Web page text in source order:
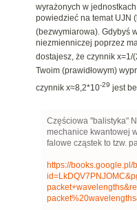
wyrażonych w
powiedzieć na temat UJN
(bezwymiarowa). Gdybyś
niezmienniczej poprzez
dostajesz, że czynnik x=1/
Twoim (prawidłowym)
czynnik x≈8,2*10-29 jest
Częściowa "balistyka"
mechanice kwantowej
falowe cząstek to tzw.
https://books.google.pl/